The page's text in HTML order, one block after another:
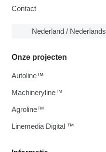
Contact
Nederland / Nederlands
Onze projecten
Autoline™
Machineryline™
Agroline™
Linemedia Digital ™